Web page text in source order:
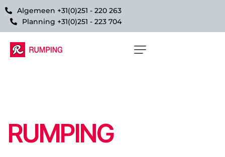
Algemeen +31(0)251 - 220 263
Planning +31(0)251 - 223 704
RUMPING